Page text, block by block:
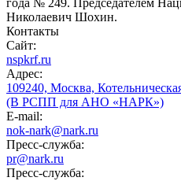
года № 249. Председателем
Николаевич Шохин.
Контакты
Сайт:
nspkrf.ru
Адрес:
109240, Москва,
(В РСПП для АНО «НАРК»)
E-mail:
nok-nark@nark.ru
Пресс-служба:
pr@nark.ru
Пресс-служба: